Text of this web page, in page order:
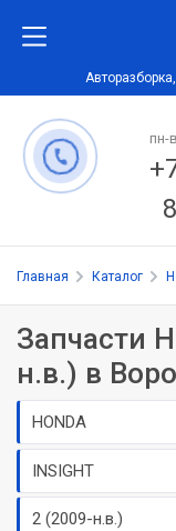
пн-
Главная Каталог
Запчасти
н.в.) в
HONDA
INSIGHT
2 (2009-н.в.)